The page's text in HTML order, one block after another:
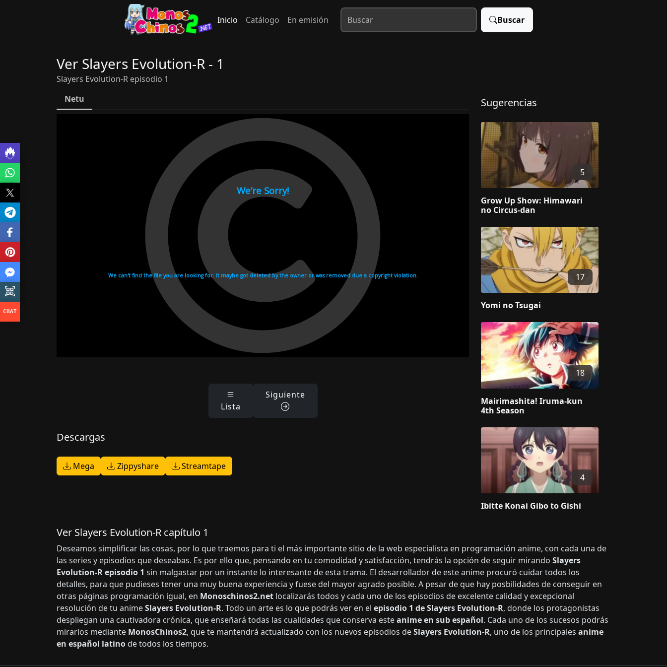
Inicio Catálogo En emisión Buscar
Ver Slayers Evolution-R - 1
Slayers Evolution-R episodio 1
Netu
Lista
Siguiente
Descargas
Mega Zippyshare Streamtape
Sugerencias
5
Grow Up Show: Himawari
no Circus-dan
17
Yomi no Tsugai
18
Mairimashita! Iruma-kun
4th Season
4
Ibitte Konai Gibo to Gishi
Ver Slayers Evolution-R capítulo 1
Deseamos simplificar las cosas, por lo que traemos para ti el más importante sitio de la web especialista en programación anime, con cada una de
las series y episodios que deseabas. Es por ello que, pensando en tu comodidad y satisfacción, tendrás la opción de seguir mirando Slayers
Evolution-R episodio 1 sin malgastar por un instante lo interesante de esta trama. El desarrollador de este anime procuró cuidar todos los
detalles, para que pudieses tener una muy buena experiencia y fuese del mayor agrado posible. A pesar de que hay posbilidades de conseguir en
otras páginas programación igual, en Monoschinos2.net localizarás todos y cada uno de los episodios de excelente calidad y excepcional
resolución de tu animeSlayers Evolution-R. Todo un arte es lo que podrás ver en el episodio 1 de Slayers Evolution-R, donde los protagonistas
despliegan una cautivadora crónica, que enseñará todas las cualidades que conserva esteanime en sub español. Cada uno de los sucesos podrás
mirarlos mediante MonosChinos2, que te mantendrá actualizado con los nuevos episodios deSlayers Evolution-R, uno de los principales anime
en español latinode todos los tiempos.